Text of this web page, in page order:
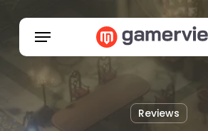
Menu
Reviews